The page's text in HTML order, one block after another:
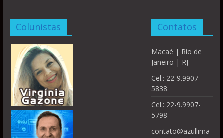
Colunistas Contatos
Macaé | Rio de
Janeiro | RJ
Cel.: 22-9.9907-
5838
Cel.: 22-9.9907-
5798
contato@azullima